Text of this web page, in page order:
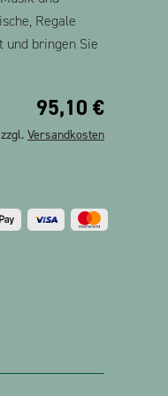
Regale
und bringen Sie
95,10 €
Versandkosten